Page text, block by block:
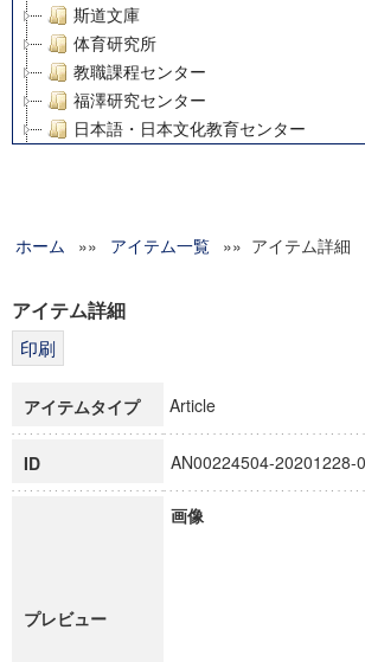
斯道文庫
体育研究所
教職課程センター
福澤研究センター
日本語・日本文化教育センター
グローバルリサーチインスティテュート
科学研究費補助金研究成果報告書
博士課程教育リーディングプログラム
ホーム »» アイテム一覧 »» アイテム詳細
アイテム詳細
アイテムタイプ Article
ID AN00224504-
プレビュー
画像